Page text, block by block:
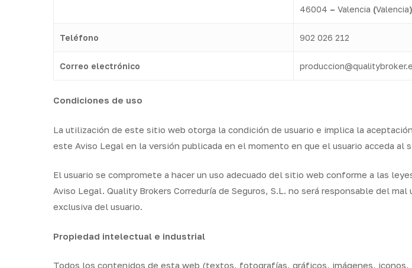
46004 – Valencia (Valencia)
Teléfono 902 026 212
Correo electrónico
Condiciones de uso
La utilización de este sitio web otorga la condición de usuario e implica la
este Aviso Legal en la versión publicada en el momento en que el usuario acceda al
El usuario se compromete a hacer un uso adecuado del sitio web conforme a las
Aviso Legal. Quality Brokers Correduría de Seguros, S.L. no será responsable del
exclusiva del usuario.
Propiedad intelectual e industrial
Todos los contenidos de esta web (textos, fotografías, gráficos, imágenes,